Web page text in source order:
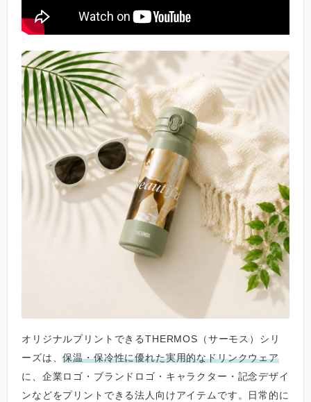
オリジナルプリントできるTHERMOS（サーモス）シリ
ーズは、保温・保冷性に優れた実用的なドリンクウェア
に、企業ロゴ・ブランドロゴ・キャラクター・記念デザイ
ンなどをプリントできる法人向けアイテムです。日常的に